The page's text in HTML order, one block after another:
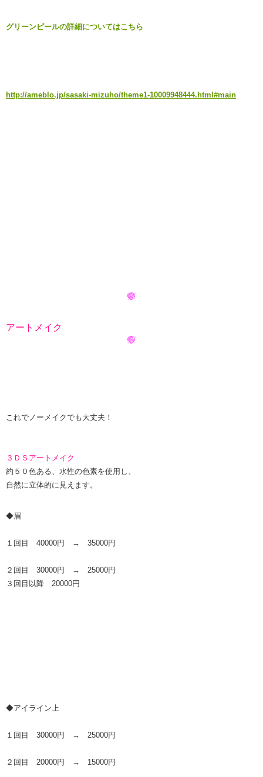
グリーンピールの詳細についてはこちら
http://ameblo.jp/sasaki-mizuho/theme1-10009948444.html#main
アートメイク
これでノーメイクでも 大丈夫！
３ＤＳアートメイク
約５０色ある、水性の色素を使用し、
自然に立体的に見えます。
◆眉
１回目 40000円 → 35000円
２回目 30000円 → 25000円
３回目以降 20000円
◆アイライン上
１回目 30000円 → 25000円
２回目 20000円 → 15000円